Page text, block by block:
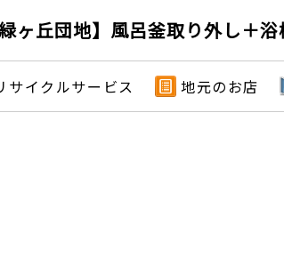
ヶ丘団地】風呂釜取り外し＋
サイクルサービス 地元のお店